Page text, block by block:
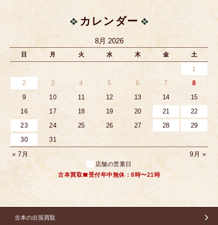
カレンダー
8月 2026
日 月 火 水 木 金 土
1
2
3 4 5 6 7
8
9
10 11 12 13 14
15
16
17 18 19 20 21
22
23
24 25 26 27 28
29
30
31
« 7月
9月 »
店舗の営業日
古本買取☎受付年中無休：8時〜21時
古本の出張買取